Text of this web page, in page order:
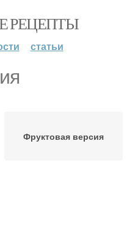
РЕЦЕПТЫ
статьи
Фруктовая версия